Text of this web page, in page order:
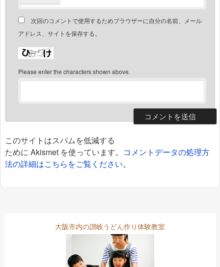
次回のコメントで使用するためブラウザーに自分の名前、メール
アドレス、サイトを保存する。
Please enter the characters shown above.
このサイトはスパムを低減する
ために Akismet を使っています。 コメントデータの処理方
法の詳細はこちらをご覧ください。
大阪市内の讃岐うどん作り体験教室